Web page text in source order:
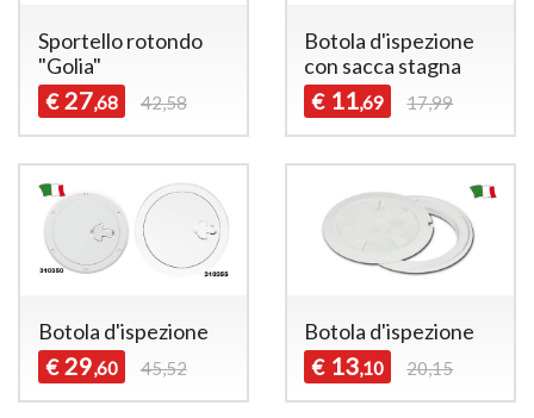
Sportello rotondo
"Golia"
€ 27,68 42,58
Botola d'ispezione
con sacca stagna
€ 11,69 17,99
Botola d'ispezione
€ 29,60 45,52
Botola d'ispezione
€ 13,10 20,15